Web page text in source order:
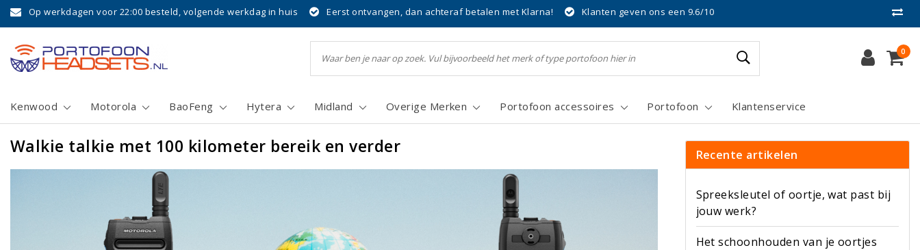
Op werkdagen voor 22:00 besteld, volgende werkdag in huis Eerst ontvangen, dan achteraf betalen met Klarna! Klanten geven ons een 9.6/10
0
Kenwood Motorola BaoFeng Hytera Midland Overige Merken Portofoon accessoires Portofoon Klantenservice
Walkie talkie met 100 kilometer bereik en verder Recente artikelen
Spreeksleutel of oortje, wat past bij
jouw werk?
Het schoonhouden van je oortjes